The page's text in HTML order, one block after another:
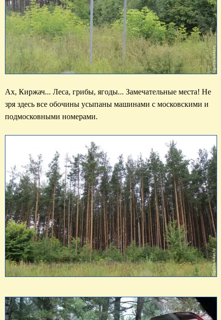
Ах, Киржач... Леса, грибы, ягоды... Замечательные места! Не
зря здесь все обочины усыпаны машинами с московскими и
подмосковными номерами.